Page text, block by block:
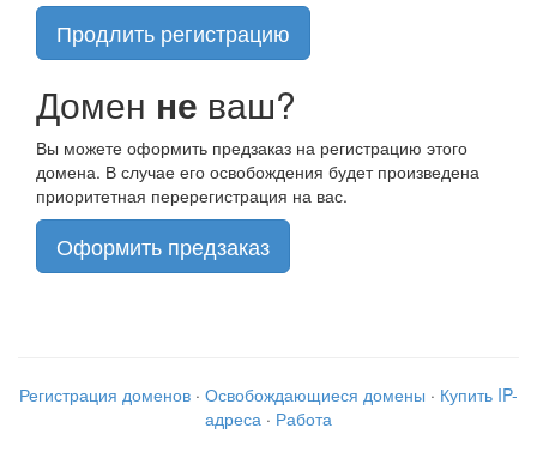
Продлить регистрацию
Домен не ваш?
Вы можете оформить предзаказ на регистрацию этого
домена. В случае его освобождения будет произведена
приоритетная перерегистрация на вас.
Оформить предзаказ
Регистрация доменов · Освобождающиеся домены · Купить IP-
адреса · Работа